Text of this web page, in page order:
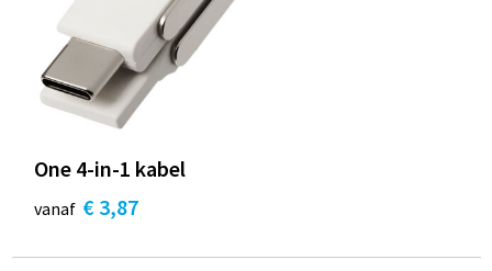
One 4-in-1 kabel
vanaf € 3,87